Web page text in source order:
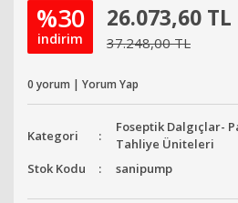
%30
indirim
26.073,60 TL
37.248,00 TL
0 yorum | Yorum Yap
Kategori
Foseptik Dalgıçlar-
Tahliye Üniteleri
Stok Kodu
sanipump